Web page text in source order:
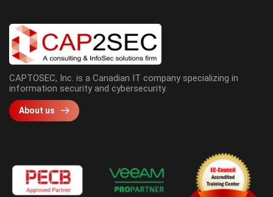
CAPTOSEC, Inc. is a Canadian IT company specializing in
information security and cybersecurity.
About us